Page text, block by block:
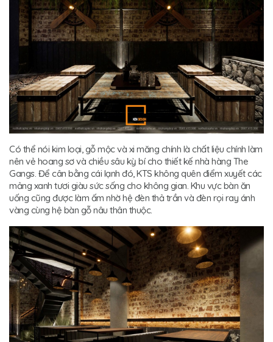
Có thể nói kim loại, gỗ mộc và xi măng chính là chất liệu chính làm
nên vẻ hoang sơ và chiều sâu kỳ bí cho thiết kế nhà hàng The
Gangs. Để cân bằng cái lạnh đó, KTS không quên điểm xuyết các
mảng xanh tươi giàu sức sống cho không gian. Khu vực bàn ăn
uống cũng được làm ấm nhờ hệ đèn thả trần và đèn rọi ray ánh
vàng cùng hệ bàn gỗ nâu thân thuộc.